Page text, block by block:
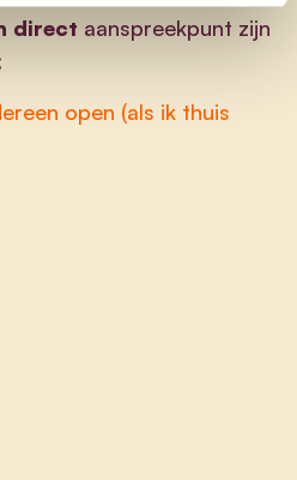
direct aanspreekpunt zijn
open (als ik thuis